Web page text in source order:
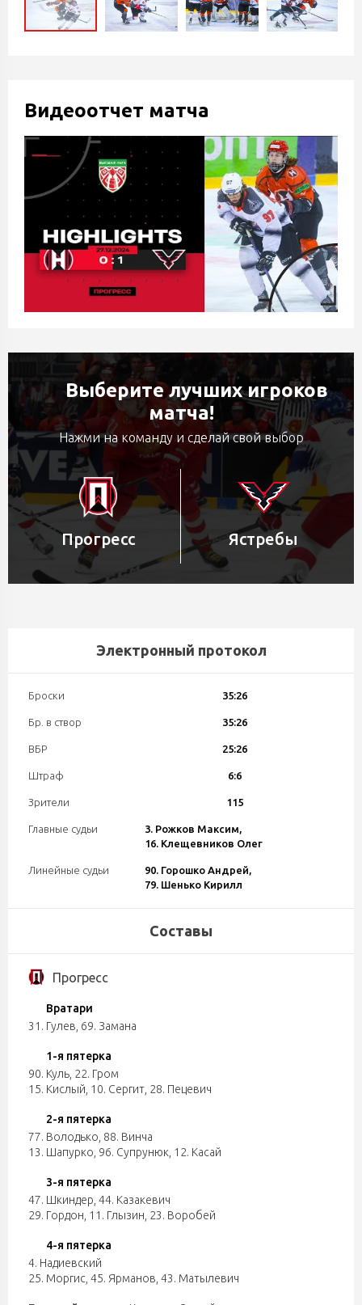
Видеоотчет матча
Выберите лучших игроков
матча!
Нажми на команду и сделай свой выбор
Прогресс Ястребы
Электронный протокол
Броски 35:26
Бр. в створ 35:26
ВБР 25:26
Штраф 6:6
Зрители 115
Главные судьи
3. Рожков Максим,
16. Клещевников Олег
Линейные судьи
90. Горошко Андрей,
79. Шенько Кирилл
Составы
Прогресс
Вратари
31. Гулев 69. Замана
1-я пятерка
90. Куль 22. Гром
15. Кислый 10. Сергит 28. Пецевич
2-я пятерка
77. Володько 88. Винча
13. Шапурко 96. Супрунюк 12. Касай
3-я пятерка
47. Шкиндер 44. Казакевич
29. Гордон 11. Глызин 23. Воробей
4-я пятерка
4. Надиевский
25. Моргис 45. Ярманов 43. Матылевич